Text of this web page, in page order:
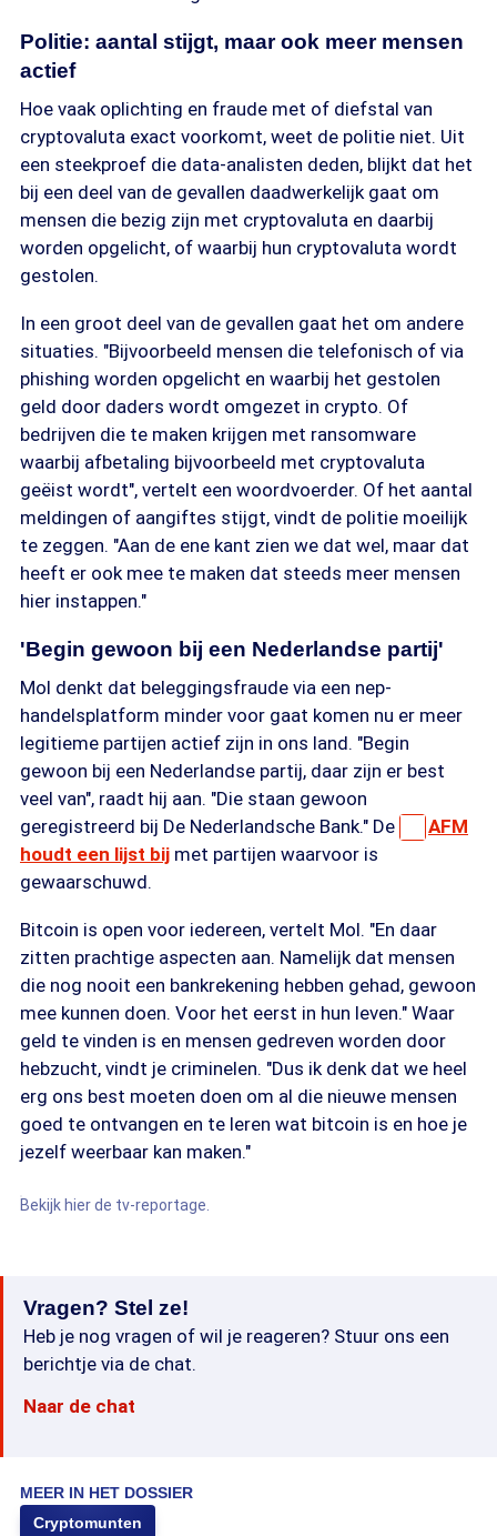
Politie: aantal stijgt, maar ook meer mensen
actief
Hoe vaak oplichting en fraude met of diefstal van
cryptovaluta exact voorkomt, weet de politie niet. Uit
een steekproef die data-analisten deden, blijkt dat het
bij een deel van de gevallen daadwerkelijk gaat om
mensen die bezig zijn met cryptovaluta en daarbij
worden opgelicht, of waarbij hun cryptovaluta wordt
gestolen.
In een groot deel van de gevallen gaat het om andere
situaties. "Bijvoorbeeld mensen die telefonisch of via
phishing worden opgelicht en waarbij het gestolen
geld door daders wordt omgezet in crypto. Of
bedrijven die te maken krijgen met ransomware
waarbij afbetaling bijvoorbeeld met cryptovaluta
geëist wordt", vertelt een woordvoerder. Of het aantal
meldingen of aangiftes stijgt, vindt de politie moeilijk
te zeggen. "Aan de ene kant zien we dat wel, maar dat
heeft er ook mee te maken dat steeds meer mensen
hier instappen."
'Begin gewoon bij een Nederlandse partij'
Mol denkt dat beleggingsfraude via een nep-
handelsplatform minder voor gaat komen nu er meer
legitieme partijen actief zijn in ons land. "Begin
gewoon bij een Nederlandse partij, daar zijn er best
veel van", raadt hij aan. "Die staan gewoon
geregistreerd bij De Nederlandsche Bank." De
AFM
houdt een lijst bij met partijen waarvoor is
gewaarschuwd.
Bitcoin is open voor iedereen, vertelt Mol. "En daar
zitten prachtige aspecten aan. Namelijk dat mensen
die nog nooit een bankrekening hebben gehad, gewoon
mee kunnen doen. Voor het eerst in hun leven." Waar
geld te vinden is en mensen gedreven worden door
hebzucht, vindt je criminelen. "Dus ik denk dat we heel
erg ons best moeten doen om al die nieuwe mensen
goed te ontvangen en te leren wat bitcoin is en hoe je
jezelf weerbaar kan maken."
Bekijk hier de tv-reportage.
Vragen? Stel ze!
Heb je nog vragen of wil je reageren? Stuur ons een
berichtje via de chat.
Naar de chat
MEER IN HET DOSSIER
Cryptomunten